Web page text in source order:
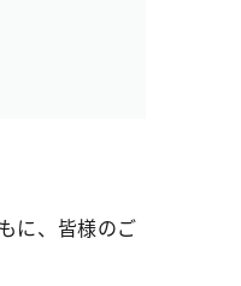
に、皆様のご